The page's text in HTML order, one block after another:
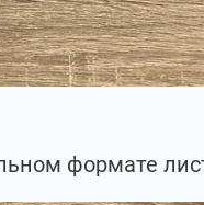
формате